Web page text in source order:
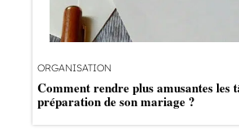
ORGANISATION
Comment rendre plus amusantes les
préparation de son mariage ?